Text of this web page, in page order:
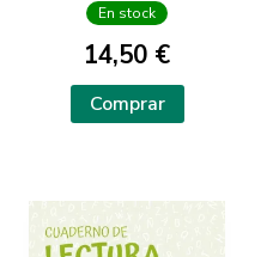
En stock
14,50 €
Comprar